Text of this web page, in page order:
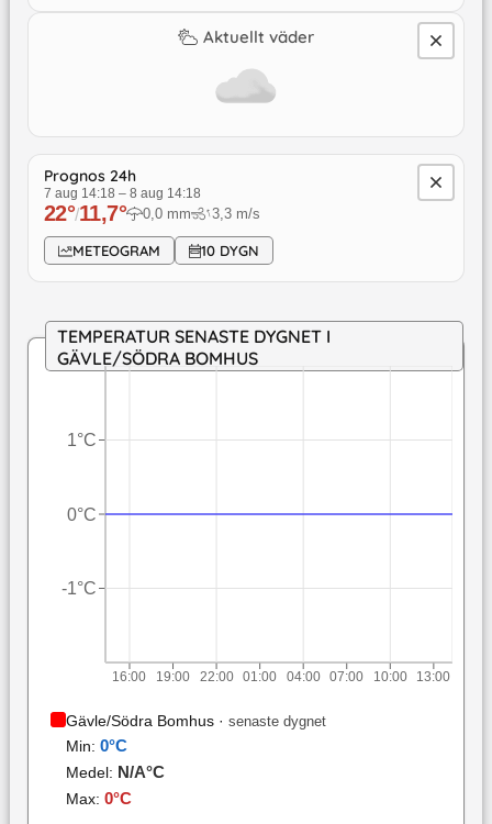
Aktuellt väder
Prognos 24h
7 aug 14:18 – 8 aug 14:18
22°/11,7° 0,0 mm ↓3,3 m/s
METEOGRAM 10 DYGN
TEMPERATUR SENASTE DYGNET I
GÄVLE/SÖDRA BOMHUS
16:00 19:00 22:00 01:00 04:00 07:00 10:00 13:00
-1°C
0°C
1°C
Gävle/Södra Bomhus· senaste dygnet
Min: 0°C
Medel: N/A°C
Max: 0°C